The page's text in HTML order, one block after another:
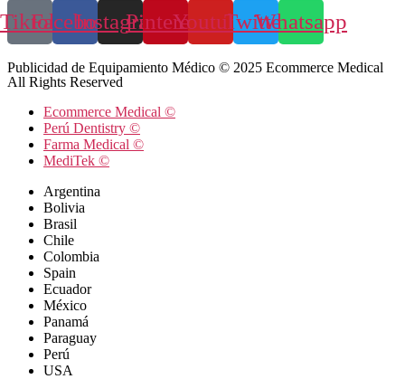
TiktokFacebookInstagramPinterestYoutubeTwitterWhatsapp
Publicidad de Equipamiento Médico © 2025 Ecommerce Medical
All Rights Reserved
Ecommerce Medical ©
Perú Dentistry ©
Farma Medical ©
MediTek ©
Argentina
Bolivia
Brasil
Chile
Colombia
Spain
Ecuador
México
Panamá
Paraguay
Perú
USA